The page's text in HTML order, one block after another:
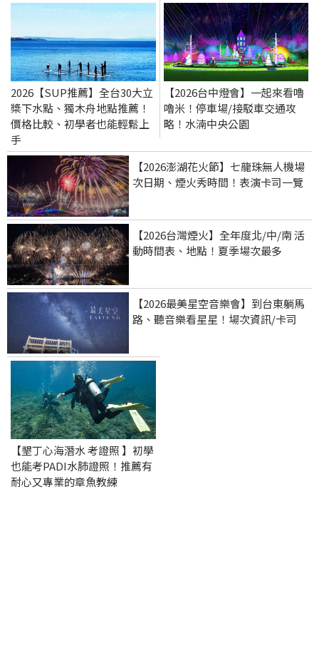
2026【SUP推薦】全台30大立
槳下水點、獨木舟地點推薦！
價格比較、初學者也能輕鬆上
手
【2026台中燈會】一起來看嚕
嚕米！停車場/接駁車交通攻
略！水湳中央公園
【2026澎湖花火節】七龍珠無人機場
次日期、煙火秀時間！表演卡司一覽
【2026台灣煙火】全年度北/中/南 活
動時間表、地點！夏季場次最多
【2026最美星空音樂會】到台東躺馬
路、聽音樂看星星！場次資訊/卡司
【墾丁心海潛水 考證照 】初學
也能考PADI水肺證照！推薦有
耐心又專業的章魚教練